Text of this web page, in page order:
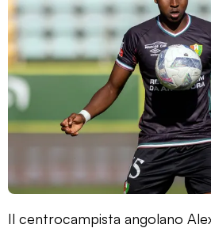
Il centrocampista angolano